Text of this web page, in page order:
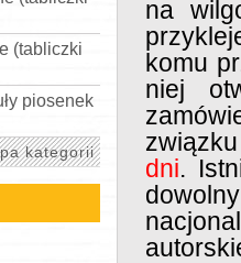
(tabliczki
piosenek
kategorii
na
komu
niej
dni.